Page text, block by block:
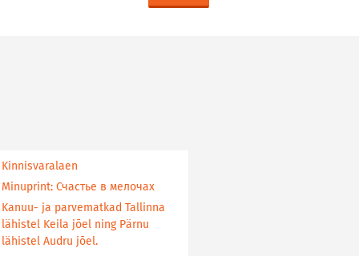
Kinnisvaralaen
Minuprint: Счастье в мелочах
Kanuu- ja parvematkad Tallinna
lähistel Keila jõel ning Pärnu
lähistel Audru jõel.